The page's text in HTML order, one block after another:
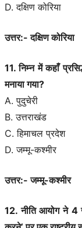
D. दक्षिण कोरिया
उत्तर:- दक्षिण कोरिया
11. निम्न में कहाँ
मनाया गया?
A. पुदुचेरी
B. उत्तराखंड
C. हिमाचल प्रदेश
D. जम्‍मू-कश्मीर
उत्तर:- जम्‍मू-कश्मीर
12. नीति आयोग ने 4